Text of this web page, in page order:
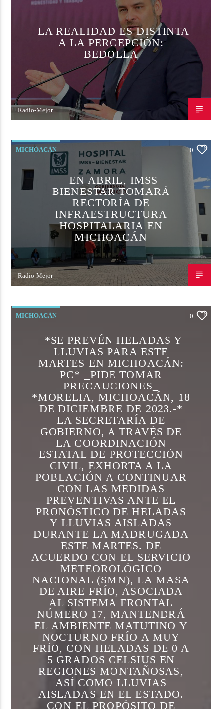
LA REALIDAD ES DISTINTA
A LA PERCEPCIÓN:
BEDOLLA
Radio-Mejor
MICHOACÁN 0
EN ABRIL, IMSS
BIENESTAR TOMARÁ
RECTORÍA DE
INFRAESTRUCTURA
HOSPITALARIA EN
MICHOACÁN
Radio-Mejor
MICHOACÁN 0
*SE PREVÉN HELADAS Y
LLUVIAS PARA ESTE
MARTES EN MICHOACÁN:
PC* _PIDE TOMAR
PRECAUCIONES_
*MORELIA, MICHOACÁN, 18
DE DICIEMBRE DE 2023.-*
LA SECRETARÍA DE
GOBIERNO, A TRAVÉS DE
LA COORDINACIÓN
ESTATAL DE PROTECCIÓN
CIVIL, EXHORTA A LA
POBLACIÓN A CONTINUAR
CON LAS MEDIDAS
PREVENTIVAS ANTE EL
PRONÓSTICO DE HELADAS
Y LLUVIAS AISLADAS
DURANTE LA MADRUGADA
ESTE MARTES. DE
ACUERDO CON EL SERVICIO
METEOROLÓGICO
NACIONAL (SMN), LA MASA
DE AIRE FRÍO, ASOCIADA
AL SISTEMA FRONTAL
NÚMERO 17, MANTENDRÁ
EL AMBIENTE MATUTINO Y
NOCTURNO FRÍO A MUY
FRÍO, CON HELADAS DE 0 A
5 GRADOS CELSIUS EN
REGIONES MONTAÑOSAS,
ASÍ COMO LLUVIAS
AISLADAS EN EL ESTADO.
CON EL PROPÓSITO DE